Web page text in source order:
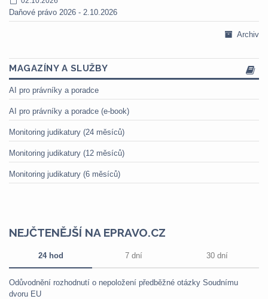
Daňové právo 2026 - 2.10.2026
Archiv
MAGAZÍNY A SLUŽBY
AI pro právníky a poradce
AI pro právníky a poradce (e-book)
Monitoring judikatury (24 měsíců)
Monitoring judikatury (12 měsíců)
Monitoring judikatury (6 měsíců)
NEJČTENĚJŠÍ NA EPRAVO.CZ
24 hod 7 dní 30 dní
Odůvodnění rozhodnutí o nepoložení předběžné otázky Soudnímu
dvoru EU